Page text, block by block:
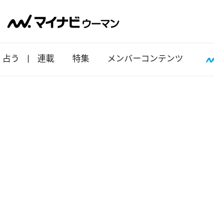
占う 連載 特集 メンバーコンテンツ